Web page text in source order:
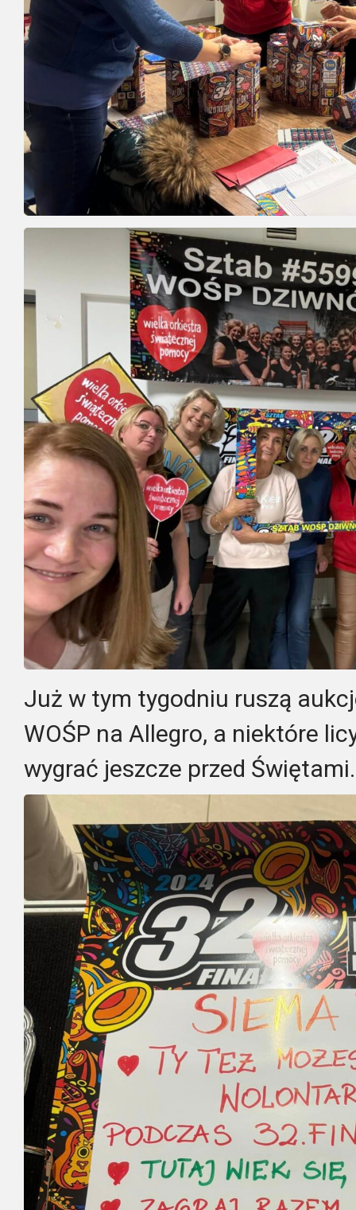
Już w tym tygodniu ruszą
WOŚP na Allegro, a niektóre
wygrać jeszcze przed Świętami.